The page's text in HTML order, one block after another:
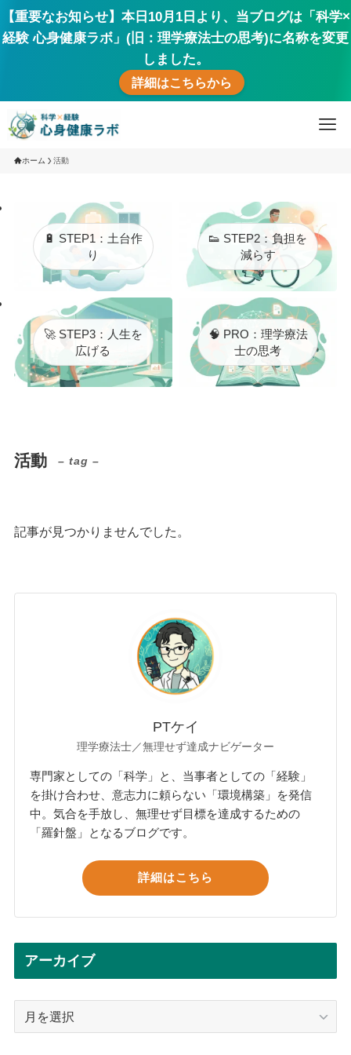
【重要なお知らせ】本日10月1日より、当ブログは「科学×
経験 心身健康ラボ」(旧：理学療法士の思考)に名称を変更
しました。
詳細はこちらから
ホーム 活動
🔋 STEP1：土台作
り
👟 STEP2：負担を
減らす
🚀 STEP3：人生を
広げる
🧠 PRO：理学療法
士の思考
活動 – tag –
記事が見つかりませんでした。
PTケイ
理学療法士／無理せず達成ナビゲーター
専門家としての「科学」と、当事者としての「経験」
を掛け合わせ、意志力に頼らない「環境構築」を発信
中。気合を手放し、無理せず目標を達成するための
「羅針盤」となるブログです。
詳細はこちら
アーカイブ